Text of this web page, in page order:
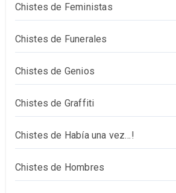
Chistes de Feministas
Chistes de Funerales
Chistes de Genios
Chistes de Graffiti
Chistes de Había una vez…!
Chistes de Hombres